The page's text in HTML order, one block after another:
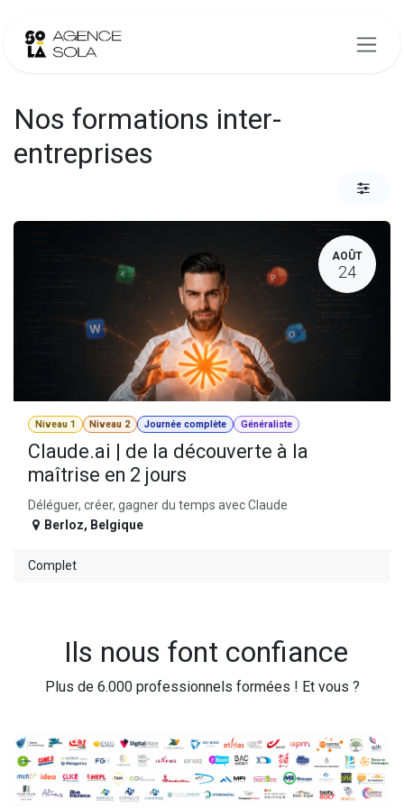
Nos formations inter-
entreprises
AOÛT
24
Niveau 1 Niveau 2 Journée complète Généraliste
Claude.ai | de la découverte à la
maîtrise en 2 jours
Déléguer, créer, gagner du temps avec Claude
Berloz, Belgique
Complet
Ils nous font confiance
Plus de 6.000 professionnels formées ! Et vous ?